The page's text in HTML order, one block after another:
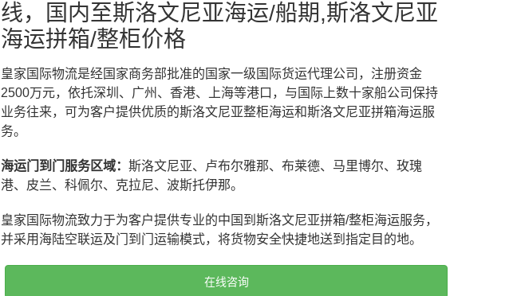
线，国内至斯洛文尼亚海运/船期,斯洛文尼亚
海运拼箱/整柜价格
皇家国际物流是经国家商务部批准的国家一级国际货运代理公司，注册资金
2500万元，依托深圳、广州、香港、上海等港口，与国际上数十家船公司保持
业务往来，可为客户提供优质的斯洛文尼亚整柜海运和斯洛文尼亚拼箱海运服
务。
海运门到门服务区域： 斯洛文尼亚、卢布尔雅那、布莱德、马里博尔、玫瑰
港、皮兰、科佩尔、克拉尼、波斯托伊那。
皇家国际物流致力于为客户提供专业的中国到斯洛文尼亚拼箱/整柜海运服务，
并采用海陆空联运及门到门运输模式，将货物安全快捷地送到指定目的地。
在线咨询